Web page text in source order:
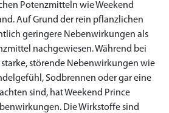
Potenzmitteln wie Weekend
Auf Grund der rein pflanzlichen
geringere Nebenwirkungen als
nachgewiesen. Während bei
starke, störende Nebenwirkungen wie
Sodbrennen oder gar eine
sind, hat Weekend Prince
Die Wirkstoffe sind